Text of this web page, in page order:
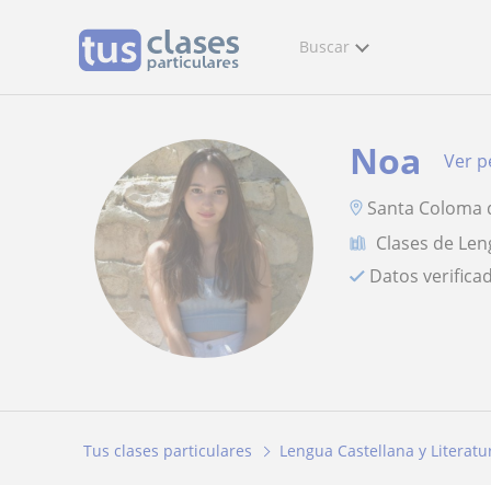
Buscar
Noa
Ver
Santa Coloma
Clases de
Datos
Tus clases particulares Lengua Castellana y